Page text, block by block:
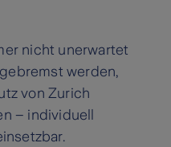
nicht unerwartet
werden,
von Zurich
– individuell